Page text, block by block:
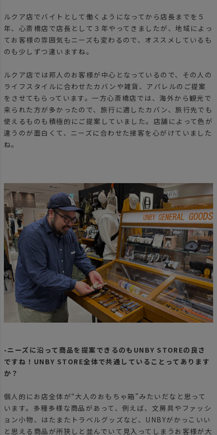
ルクア店でバイトとして働くようになってから店長までを５
年、心斎橋店で店長として３年やってきましたが、地域によっ
てお客様の雰囲気もニーズも変わるので、オススメしているも
のも少しずつ違いますね。
ルクア店では邦人のお客様が中心となっているので、その人の
ライフスタイルに合わせたカバンや雑貨、アパレルのご提案
をさせてもらっています。一方心斎橋店では、海外から観光で
来られた方が多かったので、旅行に適したカバン、旅行先でも
使えるものも積極的にご提案していました。店舗によって色が
違うのが面白くて、ニーズに合わせた接客を心がけていました
ね。
-ニーズに沿って商品を提案できるのもUNBY STOREの良さ
ですね！UNBY STORE全体で共通していることってあります
か？
個人的にお店全体が“大人のおもちゃ箱”みたいだなと思って
います。多種多様な商品があって、例えば、文房具やファッシ
ョン小物、はたまたトラベルグッズなど、UNBYがかっこいい
と思える商品が所狭しと並んでいて見入ってしまうお客様が大